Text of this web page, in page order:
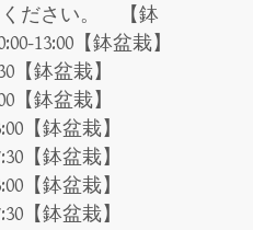
ください。 【鉢
13:00【鉢盆栽】
【鉢盆栽】
【鉢盆栽】
【鉢盆栽】
【鉢盆栽】
【鉢盆栽】
【鉢盆栽】